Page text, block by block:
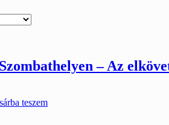
– Az
teszem